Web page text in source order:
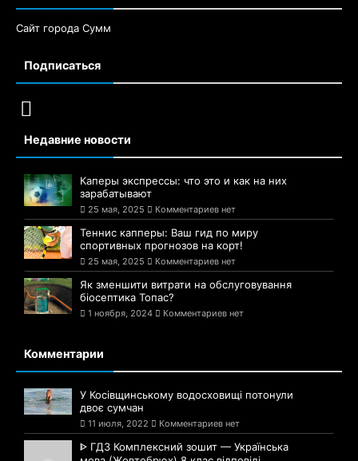
Сайт города Сумм
Подписаться
Недавние новости
Каперы экспрессы: что это и как на них
зарабатывают
25 мая, 2025 Комментариев нет
Теннис капперы: Ваш гид по миру
спортивных прогнозов на корт!
25 мая, 2025 Комментариев нет
Як зменшити витрати на обслуговування
біосептика Топас?
1 ноября, 2024 Комментариев нет
Комментарии
У Косівщинському водосховищі потонули
двоє сумчан
11 июля, 2022 Комментариев нет
ᐈ ГДЗ Комплексний зошит — Українська